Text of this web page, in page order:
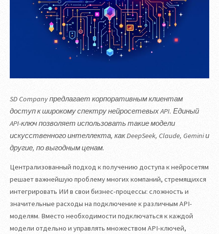
SD Company предлагает корпоративным клиентам
доступ к широкому спектру нейросетевых API. Единый
API-ключ позволяет использовать такие модели
искусственного интеллекта, как DeepSeek, Claude, Gemini и
другие, по выгодным ценам.
Централизованный подход к получению доступа к нейросетям
решает важнейшую проблему многих компаний, стремящихся
интегрировать ИИ в свои бизнес-процессы: сложность и
значительные расходы на подключение к различным API-
моделям. Вместо необходимости подключаться к каждой
модели отдельно и управлять множеством API-ключей,